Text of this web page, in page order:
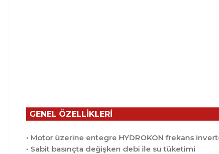
GENEL ÖZELLİKLERİ
• Motor üzerine entegre HYDROKON frekans
• Sabit basınçta değişken debi ile su tüketimi